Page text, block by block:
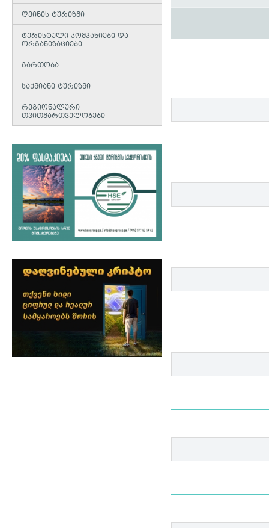
ღვინის ტურიზმი
ტურისტული კომპანიები და
ორგანიზაციები
გართობა
საქმიანი ტურიზმი
რეგიონალური
თვითმართველობები